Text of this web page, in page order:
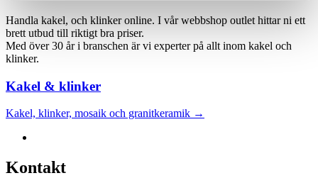
Handla kakel, och klinker online. I vår webbshop outlet hittar ni ett
brett utbud till riktigt bra priser.
Med över 30 år i branschen är vi experter på allt inom kakel och
klinker.
Kakel & klinker
Kakel, klinker, mosaik och granitkeramik →
Kontakt